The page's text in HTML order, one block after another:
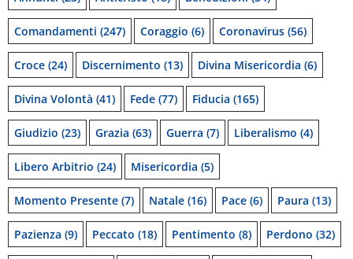
Comandamenti (247) Coraggio (6) Coronavirus (56)
Croce (24) Discernimento (13) Divina Misericordia (6)
Divina Volontà (41) Fede (77) Fiducia (165)
Giudizio (23) Grazia (63) Guerra (7) Liberalismo (4)
Libero Arbitrio (24) Misericordia (5)
Momento Presente (7) Natale (16) Pace (6) Paura (13)
Pazienza (9) Peccato (18) Pentimento (8) Perdono (32)